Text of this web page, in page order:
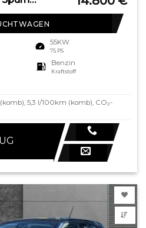
55KW
75 PS
Benzin
Kraftstoff
5,3 l/100km (komb), CO₂-